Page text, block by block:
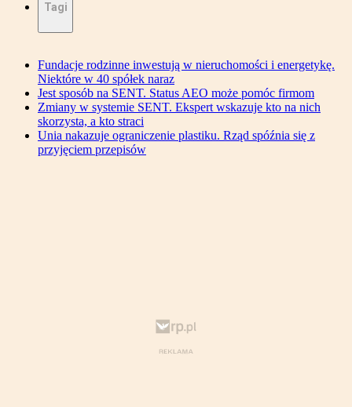
Tagi
Fundacje rodzinne inwestują w nieruchomości i energetykę.
Niektóre w 40 spółek naraz
Jest sposób na SENT. Status AEO może pomóc firmom
Zmiany w systemie SENT. Ekspert wskazuje kto na nich
skorzysta, a kto straci
Unia nakazuje ograniczenie plastiku. Rząd spóźnia się z
przyjęciem przepisów